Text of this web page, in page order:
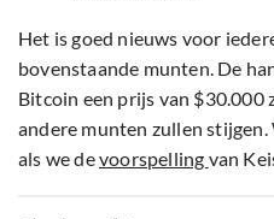
Het is goed nieuws voor
bovenstaande munten. De
Bitcoin een prijs van $30.000
andere munten zullen
als we devoorspelling van